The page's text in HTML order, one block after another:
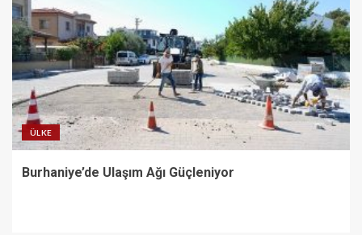
ÜLKE
Burhaniye’de Ulaşım Ağı Güçleniyor